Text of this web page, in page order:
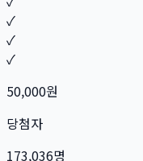
✓
✓
✓
50,000원
당첨자
173,036명